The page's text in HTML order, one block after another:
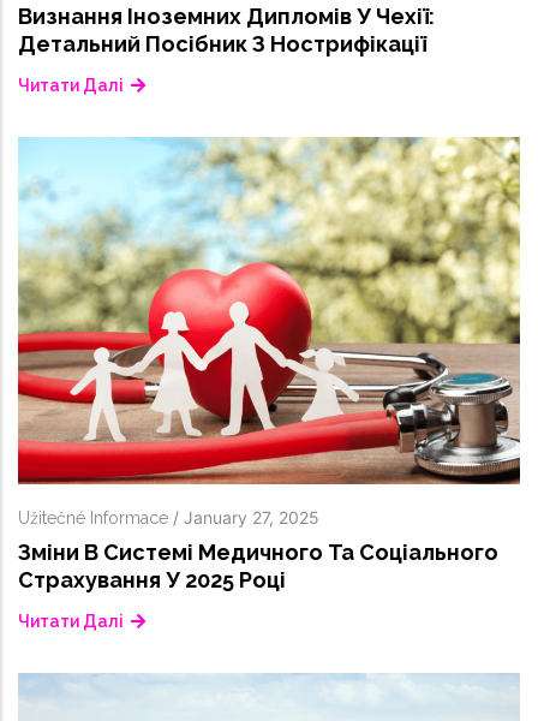
Визнання Іноземних Дипломів У Чехії:
Детальний Посібник З Нострифікації
Читати Далі
Užitečné Informace / January 27, 2025
Зміни В Системі Медичного Та Соціального
Страхування У 2025 Році
Читати Далі